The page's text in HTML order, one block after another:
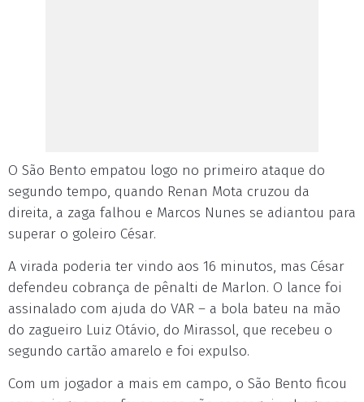
O São Bento empatou logo no primeiro ataque do
segundo tempo, quando Renan Mota cruzou da
direita, a zaga falhou e Marcos Nunes se adiantou para
superar o goleiro César.
A virada poderia ter vindo aos 16 minutos, mas César
defendeu cobrança de pênalti de Marlon. O lance foi
assinalado com ajuda do VAR – a bola bateu na mão
do zagueiro Luiz Otávio, do Mirassol, que recebeu o
segundo cartão amarelo e foi expulso.
Com um jogador a mais em campo, o São Bento ficou